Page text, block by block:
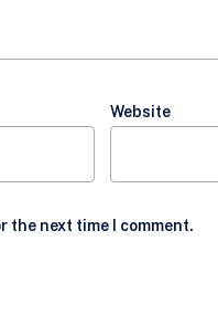
Website
the next time I comment.